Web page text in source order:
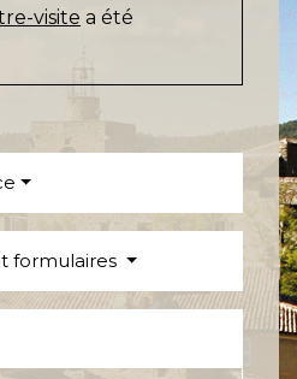
visite a été
formulaires